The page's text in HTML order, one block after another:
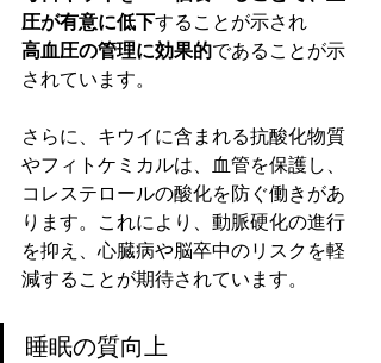
圧が有意に低下することが示され
高血圧の管理に効果的であることが示
されています。
さらに、キウイに含まれる抗酸化物質
やフィトケミカルは、血管を保護し、
コレステロールの酸化を防ぐ働きがあ
ります。これにより、動脈硬化の進行
を抑え、心臓病や脳卒中のリスクを軽
減することが期待されています。
睡眠の質向上